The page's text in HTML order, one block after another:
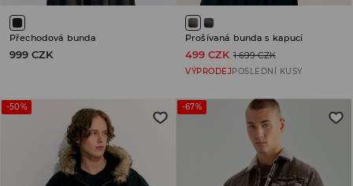
Přechodová bunda
999 CZK
Prošívaná bunda s kapucí
499 CZK 1 699 CZK
VÝPRODEJ POSLEDNÍ KUSY
-50% -67%